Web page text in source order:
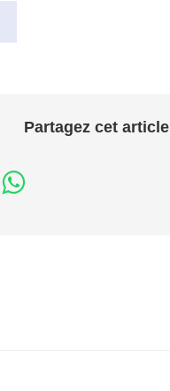
Partagez cet article